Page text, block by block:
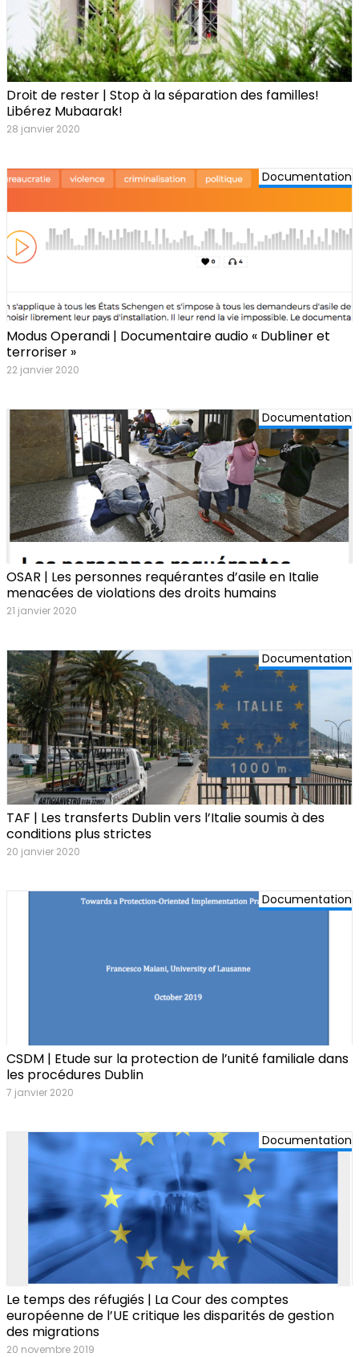
Droit de rester | Stop à la séparation des familles!
Libérez Mubaarak!
28 janvier 2020
Documentation
Modus Operandi | Documentaire audio « Dubliner et
terroriser »
22 janvier 2020
Documentation
OSAR | Les personnes requérantes d’asile en Italie
menacées de violations des droits humains
21 janvier 2020
Documentation
TAF | Les transferts Dublin vers l’Italie soumis à des
conditions plus strictes
20 janvier 2020
Documentation
CSDM | Etude sur la protection de l’unité familiale dans
les procédures Dublin
7 janvier 2020
Documentation
Le temps des réfugiés | La Cour des comptes
européenne de l’UE critique les disparités de gestion
des migrations
20 novembre 2019